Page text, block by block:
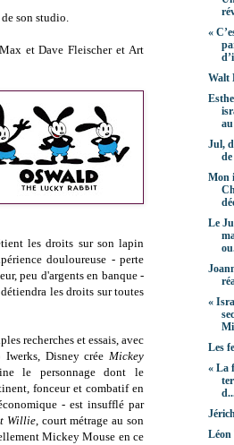
son studio.
et Dave Fleischer et Art
les droits sur son lapin
douloureuse - perte
peu d'argents en banque -
les droits sur toutes
recherches et essais, avec
Disney crée Mickey
le personnage dont le
fonceur et combatif en
- est insufflé par
Willie, court métrage au son
Mickey Mouse en ce
«
Walt
Jul,
Mon
Le
«
Les
« La
Léon